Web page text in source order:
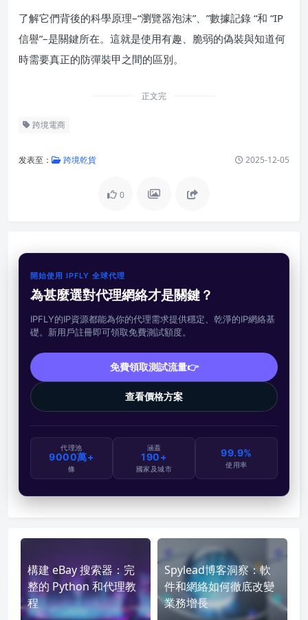
了解它們背後的科學原理–“瀏覽器泡沫”、”數據記錄 “和 “IP
信譽”–是關鍵所在。這就是使用有趣、脆弱的偽裝與知道何
時需要真正的防彈裝甲之間的區別。
正文完
跨境電商
发表至： 跨境乾貨 2025-12-05
0
開始使用 IPFLY 全球代理
為甚麼選對代理網絡才是關鍵？
IPFLY的IP資源都能為你的代理需求提供穩定、乾淨的IP網絡基
礎。新用戶註冊即可領取免費測試額度。
免費領取測試流量👉
查看價格方案
代理池
9000萬+
條
涵蓋
190+
國家及城市
99.9%
使用率
構建 eBay 搜索器：完
整的 Python 和代理教
程
Spylead博客洞察：軟
件和網絡如何徹底改變
業務增長